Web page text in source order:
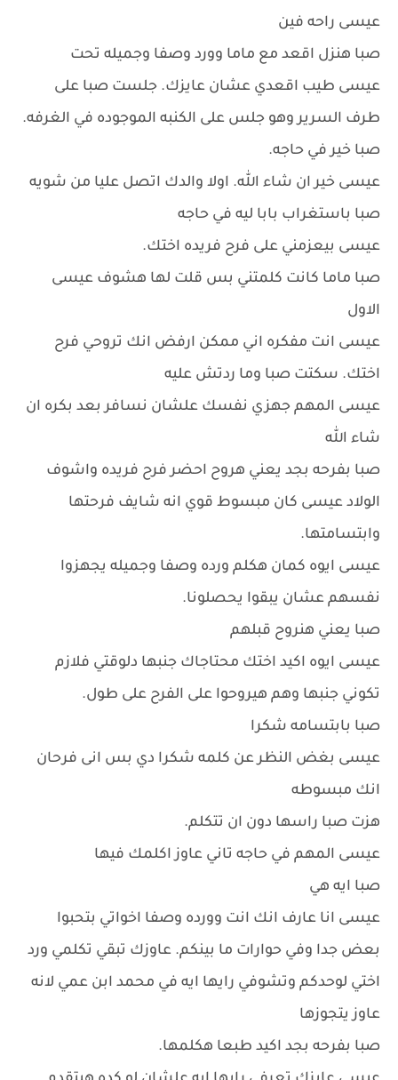
عيسى راحه فين
صبا هنزل اقعد مع ماما وورد وصفا وجميله تحت
عيسى طيب اقعدي عشان عايزك. جلست صبا على
طرف السرير وهو جلس على الكنبه الموجوده في الغرفه.
صبا خير في حاجه.
عيسى خير ان شاء الله. اولا والدك اتصل عليا من شويه
صبا باستغراب بابا ليه في حاجه
عيسى بيعزمني على فرح فريده اختك.
صبا ماما كانت كلمتني بس قلت لها هشوف عيسى
الاول
عيسى انت مفكره اني ممكن ارفض انك تروحي فرح
اختك. سكتت صبا وما ردتش عليه
عيسى المهم جهزي نفسك علشان نسافر بعد بكره ان
شاء الله
صبا بفرحه بجد يعني هروح احضر فرح فريده واشوف
الولاد عيسى كان مبسوط قوي انه شايف فرحتها
وابتسامتها.
عيسى ايوه كمان هكلم ورده وصفا وجميله يجهزوا
نفسهم عشان يبقوا يحصلونا.
صبا يعني هنروح قبلهم
عيسى ايوه اكيد اختك محتاجاك جنبها دلوقتي فلازم
تكوني جنبها وهم هيروحوا على الفرح على طول.
صبا بابتسامه شكرا
عيسى بغض النظر عن كلمه شكرا دي بس انى فرحان
انك مبسوطه
هزت صبا راسها دون ان تتكلم.
عيسى المهم في حاجه تاني عاوز اكلمك فيها
صبا ايه هي
عيسى انا عارف انك انت وورده وصفا اخواتي بتحبوا
بعض جدا وفي حوارات ما بينكم. عاوزك تبقي تكلمي ورد
اختي لوحدكم وتشوفي رايها ايه في محمد ابن عمي لانه
عاوز يتجوزها
صبا بفرحه بجد اكيد طبعا هكلمها.